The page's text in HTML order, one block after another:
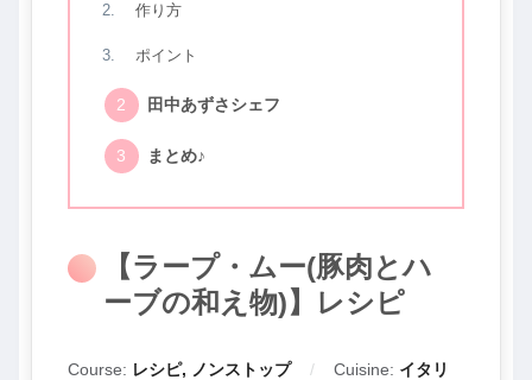
作り方
ポイント
田中あずさシェフ
まとめ♪
【ラープ・ムー(豚肉とハ
ーブの和え物)】レシピ
Course: レシピ, ノンストップ Cuisine: イタリ